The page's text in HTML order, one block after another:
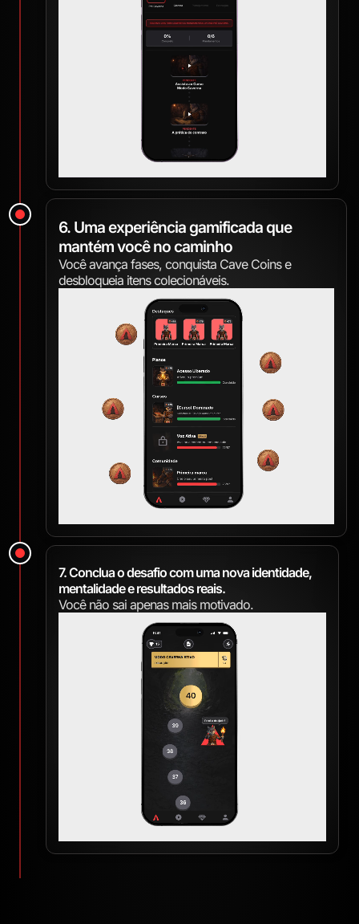
6. Uma experiência gamificada que
mantém você no caminho
Você avança fases, conquista Cave Coins e
desbloqueia itens colecionáveis.
7. Conclua o desafio com uma nova identidade,
mentalidade e resultados reais.
Você não sai apenas mais motivado.